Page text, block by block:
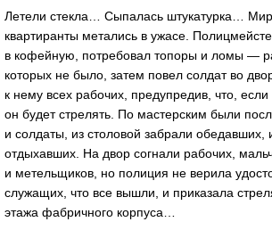
Летели стекла… Сыпалась штукатурка…
квартиранты метались в ужасе.
в кофейную, потребовал топоры и ломы —
которых не было, затем повел солдат во
к нему всех рабочих, предупредив, что, если
он будет стрелять. По мастерским были
и солдаты, из столовой забрали
отдыхавших. На двор согнали рабочих,
и метельщиков, но полиция не верила
служащих, что все вышли, и приказала
этажа фабричного корпуса…